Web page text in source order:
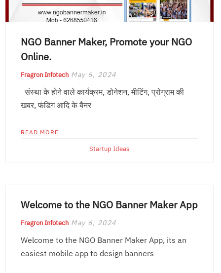
NGO Banner Maker, Promote your NGO
Online.
Fragron Infotech May 6, 2024
संस्था के होने वाले कार्यक्रम, डोनेशन, मीटिंग, प्रोग्राम की
खबर, फंडिंग आदि के बैनर
READ MORE
Startup Ideas
Welcome to the NGO Banner Maker App
Fragron Infotech May 6, 2024
Welcome to the NGO Banner Maker App, its an
easiest mobile app to design banners